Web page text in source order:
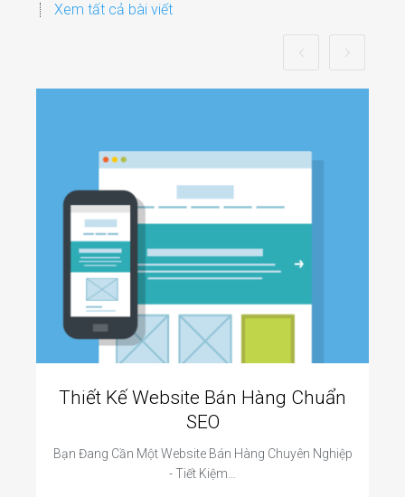
Xem tất cả bài viết
Thiết Kế Website Bán Hàng Chuẩn
SEO
Bạn Đang Cần Một Website Bán Hàng Chuyên Nghiệp
- Tiết Kiệm…